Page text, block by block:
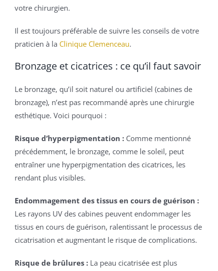
votre chirurgien.
Il est toujours préférable de suivre les conseils de votre
praticien à la Clinique Clemenceau.
Bronzage et cicatrices : ce qu’il faut savoir
Le bronzage, qu’il soit naturel ou artificiel (cabines de
bronzage), n’est pas recommandé après une chirurgie
esthétique. Voici pourquoi :
Risque d’hyperpigmentation : Comme mentionné
précédemment, le bronzage, comme le soleil, peut
entraîner une hyperpigmentation des cicatrices, les
rendant plus visibles.
Endommagement des tissus en cours de guérison :
Les rayons UV des cabines peuvent endommager les
tissus en cours de guérison, ralentissant le processus de
cicatrisation et augmentant le risque de complications.
Risque de brûlures : La peau cicatrisée est plus